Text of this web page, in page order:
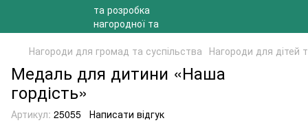
Нагороди для громад та суспільства Нагороди для дітей
Медаль для дитини «Наша
гордість»
Артикул: 25055 Написати відгук